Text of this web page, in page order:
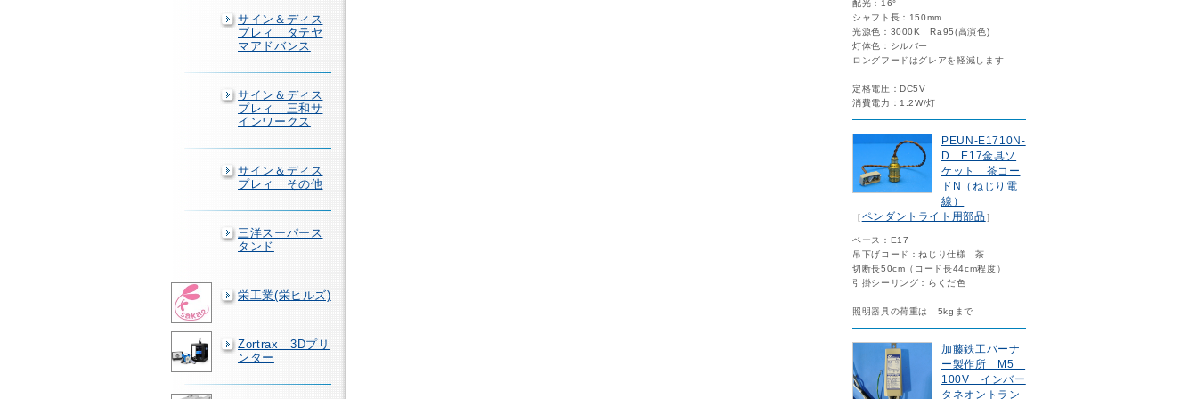
サイン＆ディス
プレィ タテヤ
マアドバンス
サイン＆ディス
プレィ 三和サ
インワークス
サイン＆ディス
プレィ その他
三洋スーパース
タンド
栄工業(栄ヒルズ)
Zortrax 3Dプリ
ンター
配光：16°
シャフト長：150mm
光源色：3000K Ra95(高演色)
灯体色：シルバー
ロングフードはグレアを軽減します
定格電圧：DC5V
消費電力：1.2W/灯
PEUN-E1710N-
D E17金具ソ
ケット 茶コー
ドN（ねじり電
線）
［ペンダントライト用部品］
ベース：E17
吊下げコード：ねじり仕様 茶
切断長50cm（コード長44cm程度）
引掛シーリング：らくだ色
照明器具の荷重は 5kgまで
加藤鉄工バーナ
ー製作所 M5
100V インバー
タネオントラン